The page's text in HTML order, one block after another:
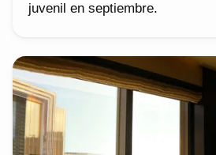
juvenil en septiembre.